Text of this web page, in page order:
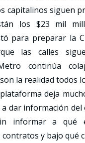
capitalinos siguen
los $23 mil
para preparar la
las calles
continúa
la realidad todos
deja
dar información del
informar a qué
y bajo qué